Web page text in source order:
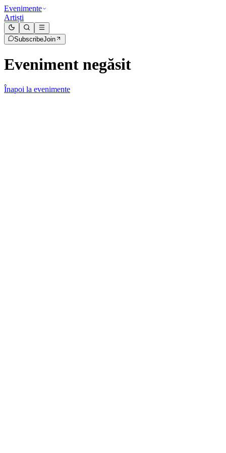
Evenimente
Artiști
SubscribeJoin
Eveniment negăsit
Înapoi la evenimente